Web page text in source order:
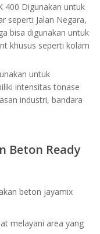
400 Digunakan untuk
seperti Jalan Negara,
bisa digunakan untuk
khusus seperti kolam
untuk
intensitas tonase
industri, bandara
Beton Ready
beton jayamix
melayani area yang